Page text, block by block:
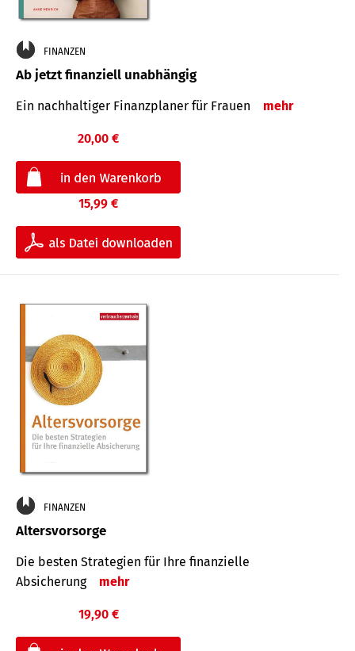
FINANZEN
Ab jetzt finanziell unabhängig
Ein nachhaltiger Finanzplaner für Frauen mehr
20,00 €
15,99 €
FINANZEN
Altersvorsorge
Die besten Strategien für Ihre finanzielle
Absicherung
mehr
19,90 €